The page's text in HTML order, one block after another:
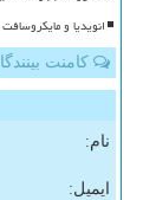
انویدیا و
کامنت
نام:
ایمیل: